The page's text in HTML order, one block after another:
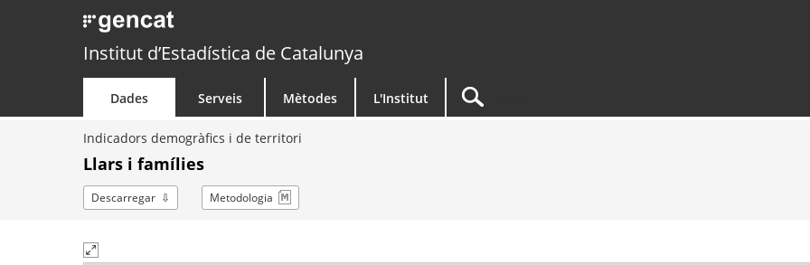
Institut d’Estadística de Catalunya
Dades Serveis Mètodes L'Institut
Indicadors demogràfics i de territori
Llars i famílies
Descarregar Metodologia